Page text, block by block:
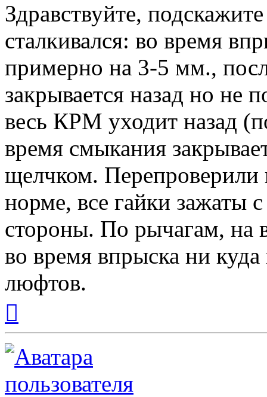
Здравствуйте,
сталкивался: во время
примерно на 3-5 мм.,
закрывается назад но не
весь КРМ уходит назад
время смыкания
щелчком. Перепроверили
норме, все гайки зажаты
стороны. По рычагам, на
во время впрыска ни куда
люфтов.
началу